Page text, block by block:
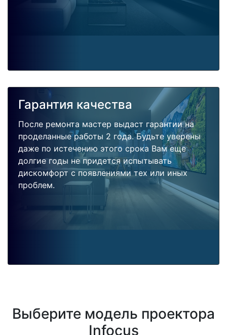
Гарантия качества
После ремонта мастер выдаст гарантии на
проделанные работы 2 года. Будьте уверены
даже по истечению этого срока Вам еще
долгие годы не придется испытывать
дискомфорт с появлениями тех или иных
проблем.
Выберите модель проектора
Infocus